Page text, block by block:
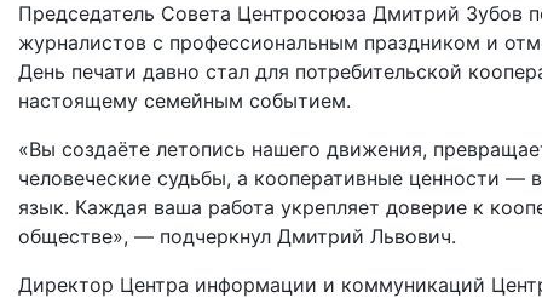
Председатель Совета Центросоюза Дмитрий Зубов п
журналистов с профессиональным праздником и
День печати давно стал для потребительской
настоящему семейным событием.
«Вы создаёте летопись нашего движения,
человеческие судьбы, а кооперативные ценности —
язык. Каждая ваша работа укрепляет доверие к
обществе», — подчеркнул Дмитрий Львович.
Директор Центра информации и коммуникаций